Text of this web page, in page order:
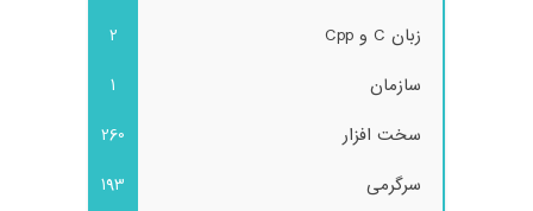
زبان C و Cpp
2
سازمان
1
سخت افزار
260
سرگرمی
193